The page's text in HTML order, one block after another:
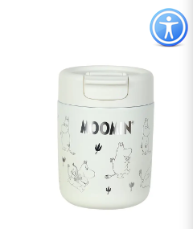
כפתור
לפתיחת
תפריט
נגישות